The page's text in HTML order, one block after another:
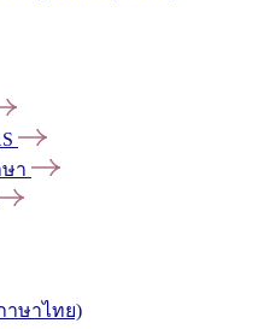
า
าษาไทย)